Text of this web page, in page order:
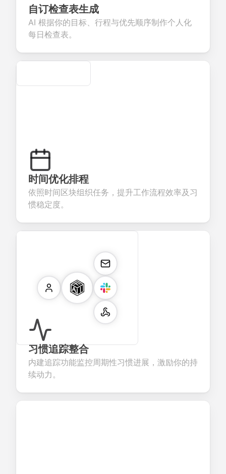
about
products or
seamless
account
creation.
candidate
自订检查表生成
AI 根据你的目标、行程与优先顺序制作个人化
每日检查表。
Secure
时间优化排程
依照时间区块组织任务，提升工作流程效率及习
惯稳定度。
习惯追踪整合
内建追踪功能监控周期性习惯进展，激励你的持
续动力。